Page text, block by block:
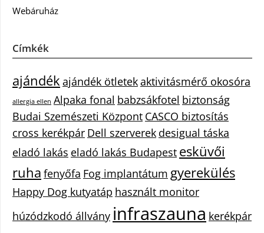
Webáruház
Címkék
ajándékajándék ötletekaktivitásmérő okosóra
allergia ellen Alpaka fonal babzsákfotel biztonság
Budai Szemészeti Központ CASCO biztosítás
cross kerékpár Dell szerverek desigual táska
eladó lakás eladó lakás Budapest esküvői
ruha fenyőfa Fog implantátum gyerekülés
Happy Dog kutyatáp használt monitor
húzódzkodó állvány infraszauna kerékpár